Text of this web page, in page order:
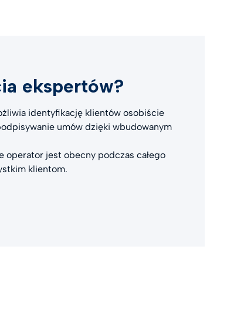
ekspertów?
identyfikację klientów osobiście
umów dzięki wbudowanym
operator jest obecny podczas całego
klientom.